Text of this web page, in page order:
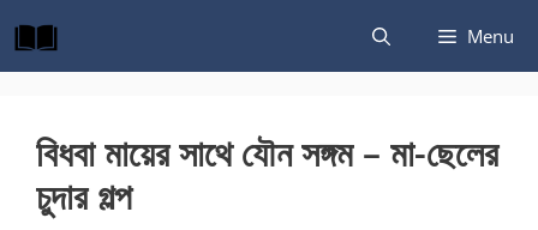
to
content
Menu
বিধবা মায়ের সাথে যৌন সঙ্গম – মা-ছেলের
চুদার গল্প